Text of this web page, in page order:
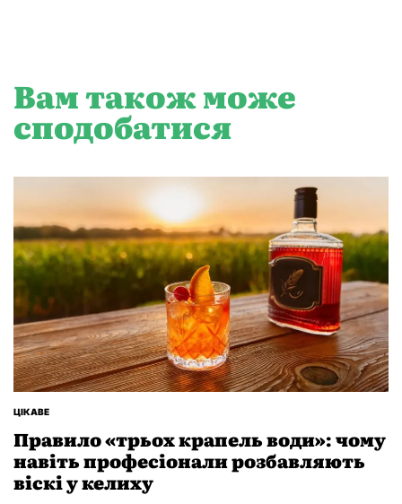
Вам також може
сподобатися
ОПУБЛІКУВАТИ
ЦІКАВЕ
Правило «трьох крапель води»: чому
навіть професіонали розбавляють
віскі у келиху